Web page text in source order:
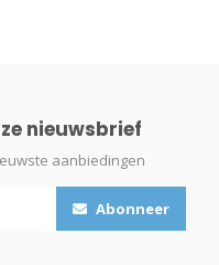
nieuwsbrief
aanbiedingen
Abonneer